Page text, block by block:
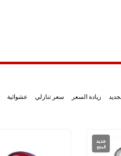
زيادة السعر سعر تنازلي عشوائية
جديد
المنتج